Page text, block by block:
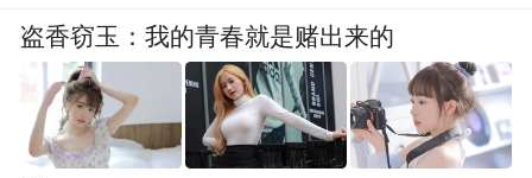
盗香窃玉：我的青春就是赌出来的